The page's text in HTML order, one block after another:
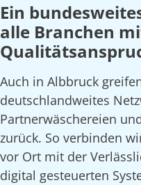
Ein
alle Branchen
Auch in Albbruck
deutschlandweites
Partnerwäschereien
zurück. So verbinden
vor Ort mit der
digital gesteuerten